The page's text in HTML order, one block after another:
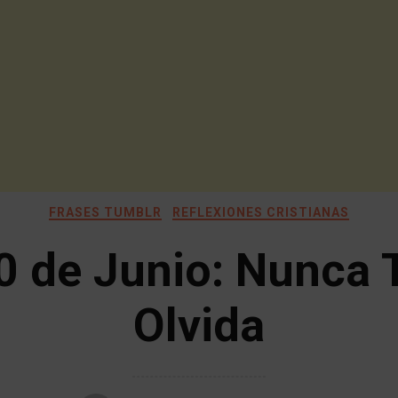
FRASES TUMBLR REFLEXIONES CRISTIANAS
de Junio: Nunca
Olvida